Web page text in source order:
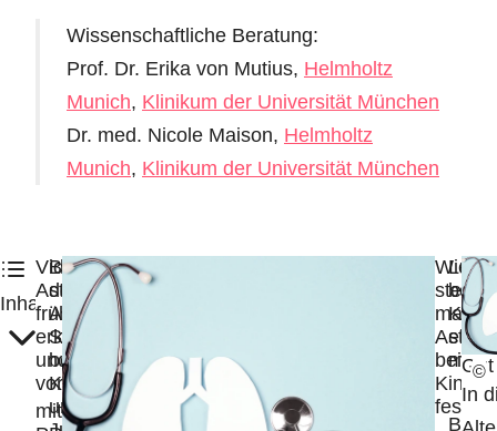
Wissenschaftliche Beratung:
Prof. Dr. Erika von Mutius, Helmholtz
Munich, Klinikum der Universität München
Dr. med. Nicole Maison, Helmholtz
Munich, Klinikum der Universität München
Inhalt:
Video:
Asthma
früher
erkennen
und
vorbeugen
mit
Besonderheiten
der
Asthma-
Symptome
bei
Kindern
und
Wie
stellt
man
bei
fest?
bei
Bei
In
©